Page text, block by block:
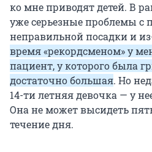
ко мне приводят детей. В
уже серьезные проблемы с
неправильной посадки и
время «рекордсменом» у
пациент, у которого была
достаточно большая. Но
14-ти летняя девочка — у
Она не может высидеть
течение дня.